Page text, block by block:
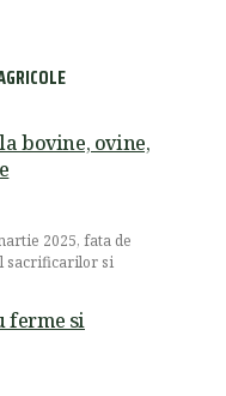
bovine, ovine,
2025, fata de
sacrificarilor si
ferme si